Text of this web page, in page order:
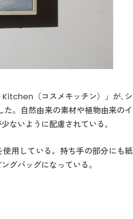
（コスメキッチン）」が､シ
。自然由来の素材や植物由来のイ
ないように配慮されている｡
用している。持ち手の部分にも紙
グバッグになっている。